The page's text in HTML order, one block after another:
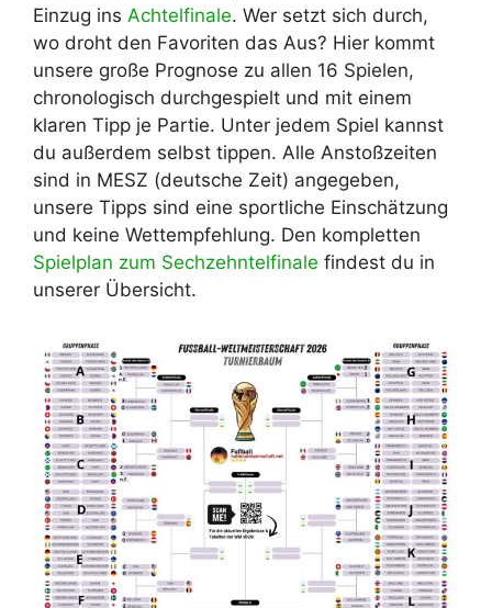
Einzug ins Achtelfinale. Wer setzt sich durch,
wo droht den Favoriten das Aus? Hier kommt
unsere große Prognose zu allen 16 Spielen,
chronologisch durchgespielt und mit einem
klaren Tipp je Partie. Unter jedem Spiel kannst
du außerdem selbst tippen. Alle Anstoßzeiten
sind in MESZ (deutsche Zeit) angegeben,
unsere Tipps sind eine sportliche Einschätzung
und keine Wettempfehlung. Den kompletten
Spielplan zum Sechzehntelfinale findest du in
unserer Übersicht.